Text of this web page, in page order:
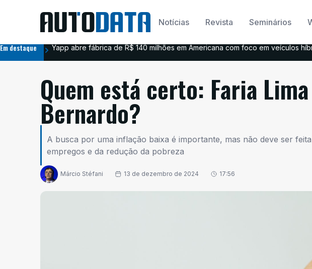
Notícias Revista Seminários
Em destaque Yapp abre fábrica de R$ 140 milhões em Americana com foco em veículos
Quem está certo: Faria
Bernardo?
A busca por uma inflação baixa é importante, mas não deve ser
empregos e da redução da pobreza
Márcio Stéfani 13 de dezembro de 2024 17:56